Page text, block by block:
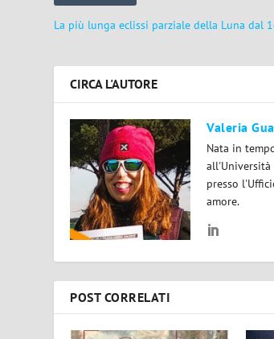
La più lunga eclissi parziale della Luna dal
CIRCA L'AUTORE
Valeria
Nata in
all'Università
presso
amore.
POST CORRELATI